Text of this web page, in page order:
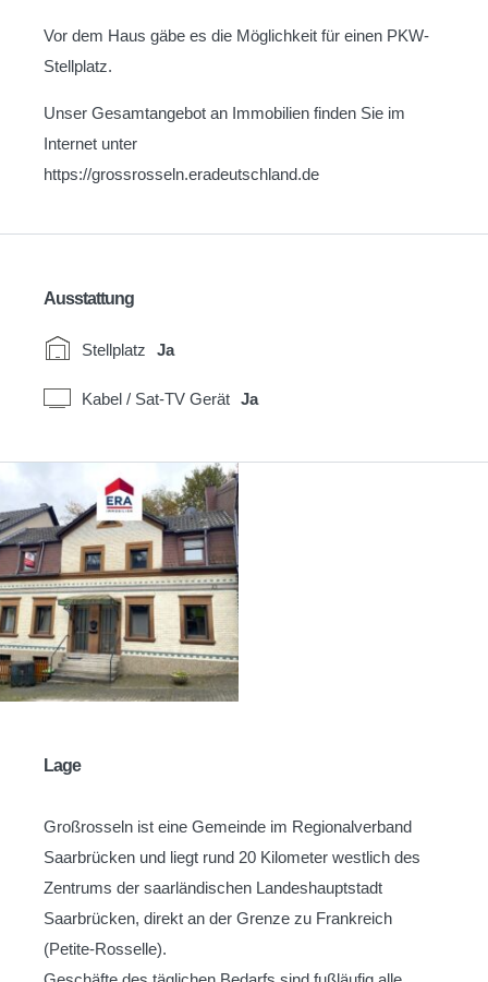
Vor dem Haus gäbe es die Möglichkeit für einen PKW-
Stellplatz.
Unser Gesamtangebot an Immobilien finden Sie im
Internet unter
https://grossrosseln.eradeutschland.de
Ausstattung
Stellplatz Ja
Kabel / Sat-TV Gerät Ja
Lage
Großrosseln ist eine Gemeinde im Regionalverband
Saarbrücken und liegt rund 20 Kilometer westlich des
Zentrums der saarländischen Landeshauptstadt
Saarbrücken, direkt an der Grenze zu Frankreich
(Petite-Rosselle).